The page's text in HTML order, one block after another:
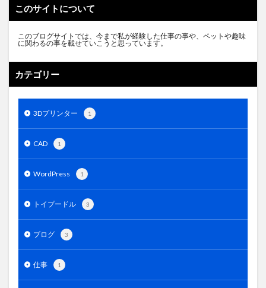
このサイトについて
このブログサイトでは、今まで私が経験した仕事の事や、ペットや趣味
に関わるの事を載せていこうと思っています。
カテゴリー
3Dプリンター 1
CAD 1
WordPress 1
トイプードル 3
ブログ 3
仕事 1